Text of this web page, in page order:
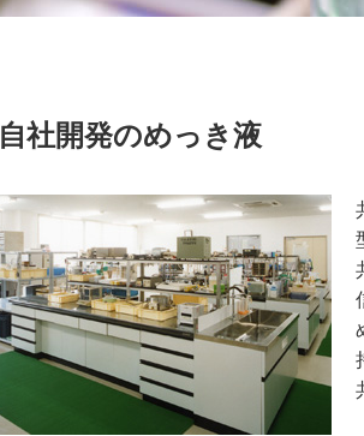
自社開発のめっき液